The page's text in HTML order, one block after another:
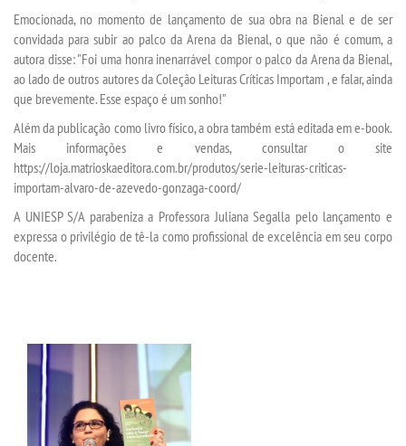
PPC
PLANOS
RESOLUÇÕES
LOGIN
PORTAL DE PROFESSORES/ACADÊMICO
Emocionada, no momento de lançamento de sua obra na Bienal e de ser
convidada para subir ao palco da Arena da Bienal, o que não é comum, a
autora disse: "Foi uma honra inenarrável compor o palco da Arena da Bienal,
ao lado de outros autores da Coleção Leituras Críticas Importam , e falar, ainda
que brevemente. Esse espaço é um sonho!"
Além da publicação como livro físico, a obra também está editada em e-book.
Mais informações e vendas, consultar o site
https://loja.matrioskaeditora.com.br/produtos/serie-leituras-criticas-
importam-alvaro-de-azevedo-gonzaga-coord/
A UNIESP S/A parabeniza a Professora Juliana Segalla pelo lançamento e
expressa o privilégio de tê-la como profissional de excelência em seu corpo
docente.